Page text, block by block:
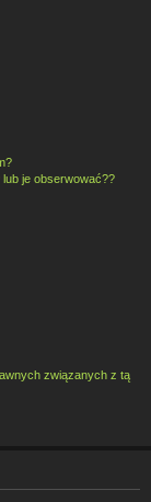
je obserwować??
związanych z tą